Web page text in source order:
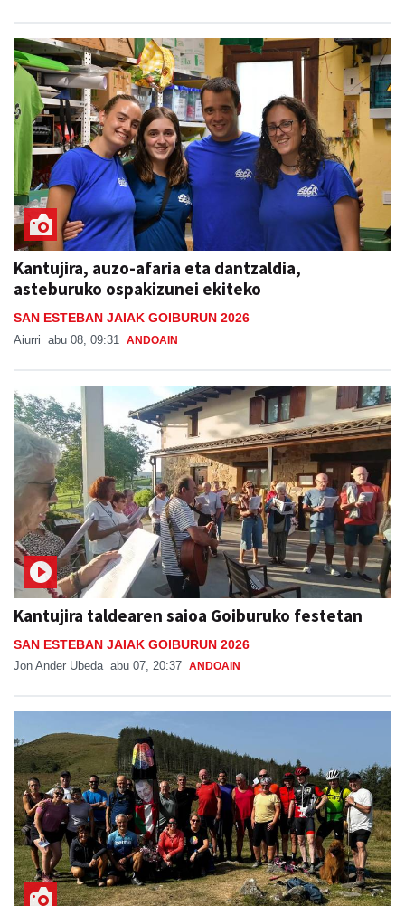
Kantujira, auzo-afaria eta dantzaldia,
asteburuko ospakizunei ekiteko
SAN ESTEBAN JAIAK GOIBURUN 2026
Aiurri abu 08, 09:31 ANDOAIN
Kantujira taldearen saioa Goiburuko festetan
SAN ESTEBAN JAIAK GOIBURUN 2026
Jon Ander Ubeda abu 07, 20:37 ANDOAIN